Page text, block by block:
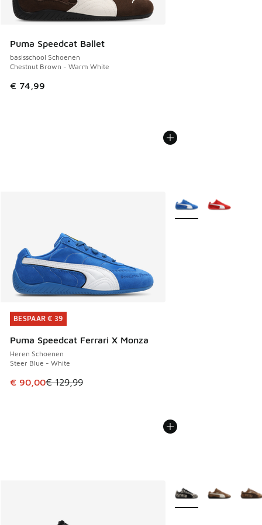
Puma Speedcat Ballet
basisschool Schoenen
Chestnut Brown - Warm White
€ 74,99
BESPAAR € 39
Puma Speedcat Ferrari X Monza
Heren Schoenen
Steer Blue - White
Dit artikel is in de uitverkoop. Dit artikel is in de
€ 90,00€ 129,99
BESPAAR € 39
Meer kleuren
Meer kleuren